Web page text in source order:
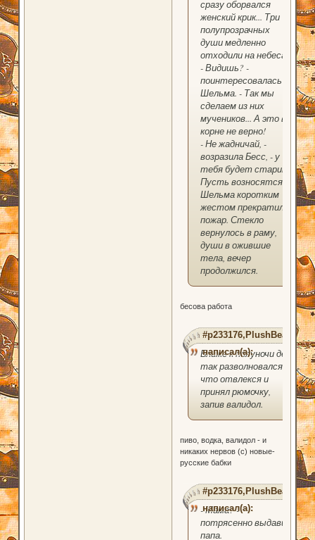
сразу оборвался
женский крик... Три
полупрозрачных
души медленно
отходили на небеса.
- Видишь? -
поинтересовалась
Шельма. - Так мы
сделаем из них
мучеников... А это в
корне не верно!
- Не жадничай, -
возразила Бесс, - у
тебя будет старик!
Пусть возносятся.
Шельма коротким
жестом прекратила
пожар. Стекло
вернулось в раму,
души в ожившие
тела, вечер
продолжился.
бесова работа
#p233176,PlushBear
написал(а):
Ближе к полуночи дед
так разволновался,
что отвлекся и
принял рюмочку,
запив валидол.
пиво, водка, валидол - и
никаких нервов (с) новые-
русские бабки
#p233176,PlushBear
написал(а):
- Мама? -
потрясенно выдавил
папа.